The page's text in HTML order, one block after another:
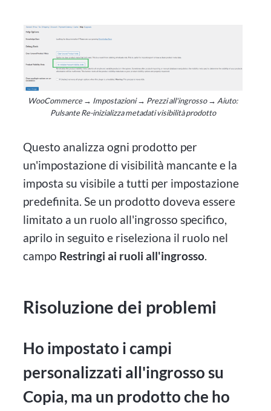
WooCommerce → Impostazioni → Prezzi all'ingrosso → Aiuto:
Pulsante Re-inizializza metadati visibilità prodotto
Questo analizza ogni prodotto per
un'impostazione di visibilità mancante e la
imposta su visibile a tutti per impostazione
predefinita. Se un prodotto doveva essere
limitato a un ruolo all'ingrosso specifico,
aprilo in seguito e riseleziona il ruolo nel
campo Restringi ai ruoli all'ingrosso.
Risoluzione dei problemi
Ho impostato i campi
personalizzati all'ingrosso su
Copia, ma un prodotto che ho